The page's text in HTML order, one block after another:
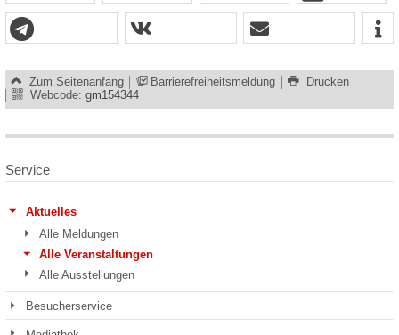
Zum Seitenanfang Barrierefreiheitsmeldung
Drucken
Webcode: gm154344
Service
Aktuelles
Alle Meldungen
Alle Veranstaltungen
Alle Ausstellungen
Besucherservice